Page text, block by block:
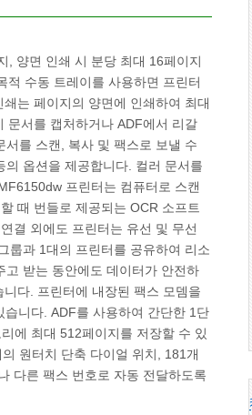
, 양면 인쇄 시 분당 최대 16페이지
수동 트레이를 사용하면 프린터
는 페이지의 양면에 인쇄하여 최대
문서를 캡처하거나 ADF에서 리갈
를 스캔, 복사 및 팩스로 보낼 수
옵션을 제공합니다. 컬러 문서를
프린터는 컴퓨터로 스캔
때 번들로 제공되는 OCR 소프트
결 외에도 프린터는 유선 및 무선
룹과 1대의 프린터를 공유하여 리소
받는 동안에도 데이터가 안전하
다. 프린터에 내장된 팩스 모뎀을
니다. ADF를 사용하여 간단한 1단
에 최대 512페이지를 저장할 수 있
원터치 단축 다이얼 위치, 181개
다른 팩스 번호로 자동 전달하도록